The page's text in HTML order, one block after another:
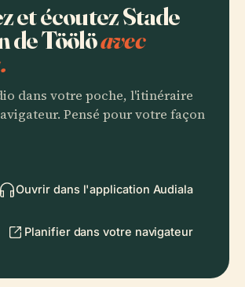
et écoutez Stade
de Töölöavec
dans votre poche, l'itinéraire
Pensé pour votre façon
Ouvrir dans l'application Audiala
Planifier dans votre navigateur